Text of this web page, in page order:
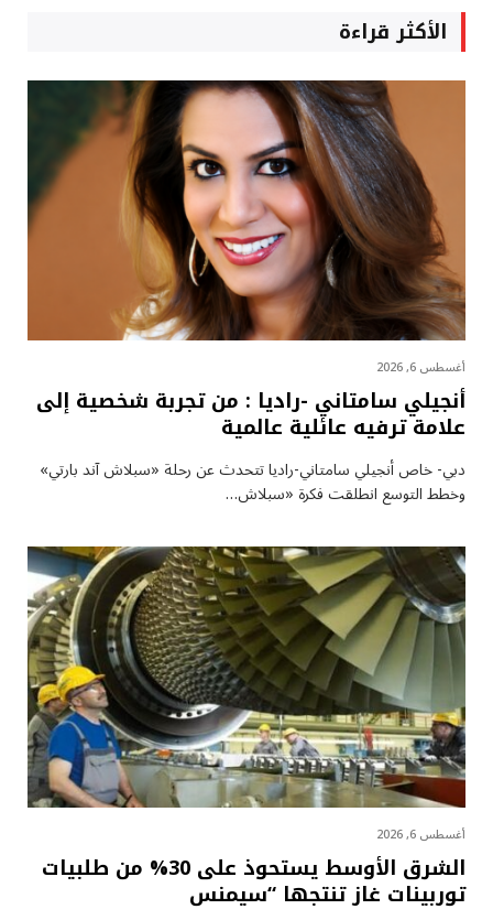
الأكثر قراءة
أغسطس 6, 2026
أنجيلي سامتاني -راديا : من تجربة شخصية إلى
علامة ترفيه عائلية عالمية
دبي- خاص أنجيلي سامتاني-راديا تتحدث عن رحلة «سبلاش آند بارتي»
وخطط التوسع انطلقت فكرة «سبلاش…
أغسطس 6, 2026
الشرق الأوسط يستحوذ على 30% من طلبيات
توربينات غاز تنتجها “سيمنس